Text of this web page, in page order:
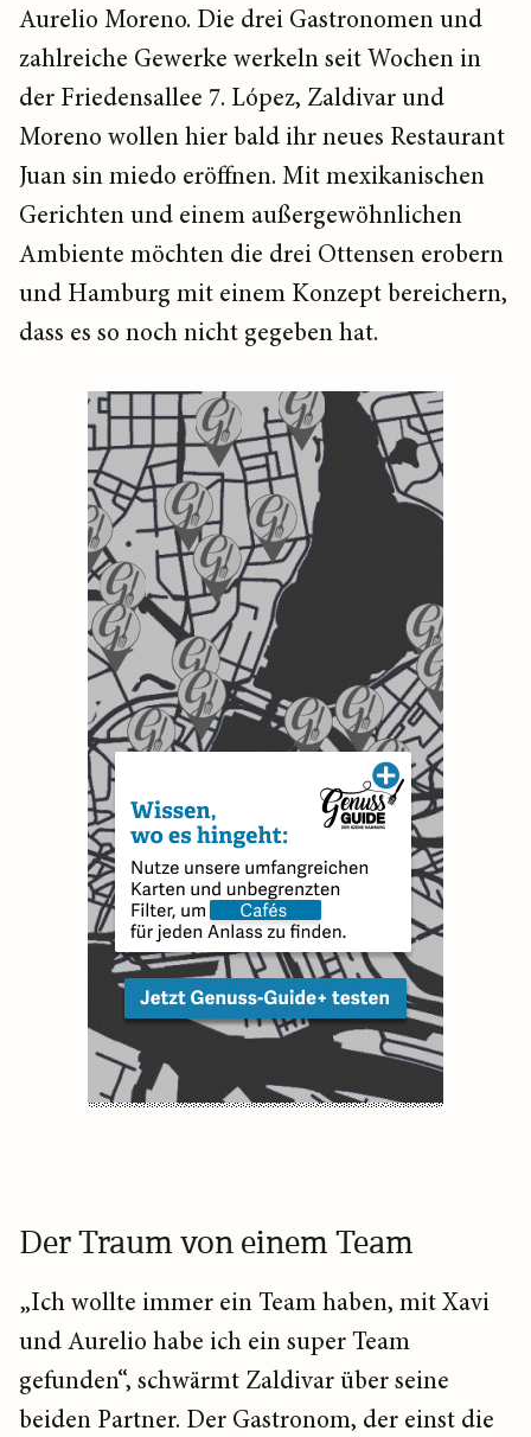
Aurelio Moreno. Die drei Gastronomen und
zahlreiche Gewerke werkeln seit Wochen in
der Friedensallee 7. López, Zaldivar und
Moreno wollen hier bald ihr neues Restaurant
Juan sin miedo eröffnen. Mit mexikanischen
Gerichten und einem außergewöhnlichen
Ambiente möchten die drei Ottensen erobern
und Hamburg mit einem Konzept bereichern,
dass es so noch nicht gegeben hat.
Der Traum von einem Team
„Ich wollte immer ein Team haben, mit Xavi
und Aurelio habe ich ein super Team
gefunden“, schwärmt Zaldivar über seine
beiden Partner. Der Gastronom, der einst die